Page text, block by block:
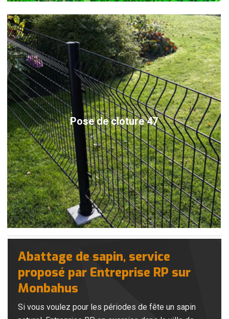
Pose de cloture 47
Abattage de sapin, service
proposé par Entreprise RP sur
Monbahus
Si vous voulez pour les périodes de fête un sapin